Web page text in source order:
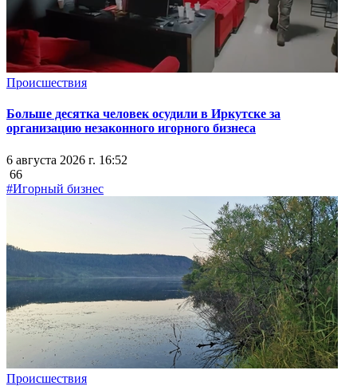
Происшествия
Больше десятка человек осудили в Иркутске за
организацию незаконного игорного бизнеса
6 августа 2026 г. 16:52
66
#Игорный бизнес
Происшествия